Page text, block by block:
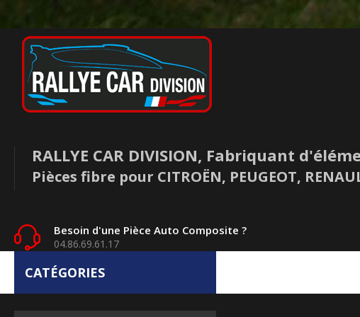
RALLYE CAR DIVISION, Fabriquant
Pièces fibre pour CITROËN, PEUGEOT,
Besoin d'une Pièce Auto Composite ?
04.86.69.61.17
CATÉGORIES